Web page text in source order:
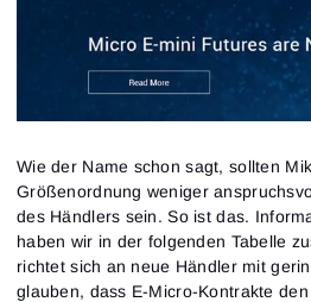
Wie der Name schon sagt, sollten
Größenordnung weniger
des Händlers sein. So ist das.
haben wir in der folgenden Tabelle
richtet sich an neue Händler mit
glauben, dass E-Micro-Kontrakte